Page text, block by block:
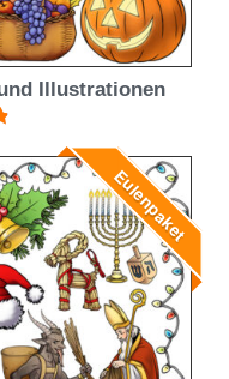
Illustrationen
Eulenpaket